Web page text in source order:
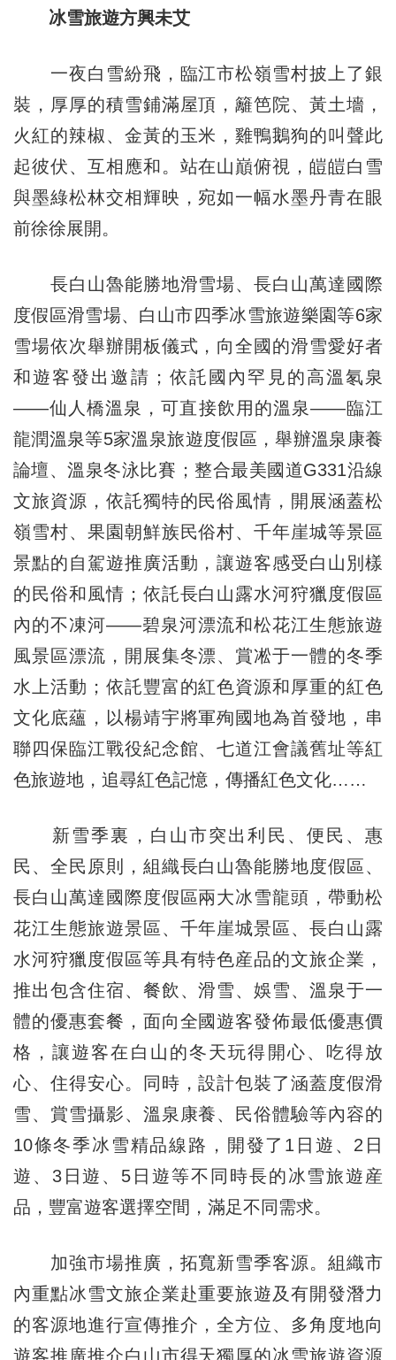
冰雪旅遊方興未艾
一夜白雪紛飛，臨江市松嶺雪村披上了銀
裝，厚厚的積雪鋪滿屋頂，籬笆院、黃土墻，
火紅的辣椒、金黃的玉米，雞鴨鵝狗的叫聲此
起彼伏、互相應和。站在山巔俯視，皚皚白雪
與墨綠松林交相輝映，宛如一幅水墨丹青在眼
前徐徐展開。
長白山魯能勝地滑雪場、長白山萬達國際
度假區滑雪場、白山市四季冰雪旅遊樂園等6家
雪場依次舉辦開板儀式，向全國的滑雪愛好者
和遊客發出邀請；依託國內罕見的高溫氡泉
——仙人橋溫泉，可直接飲用的溫泉——臨江
龍潤溫泉等5家溫泉旅遊度假區，舉辦溫泉康養
論壇、溫泉冬泳比賽；整合最美國道G331沿線
文旅資源，依託獨特的民俗風情，開展涵蓋松
嶺雪村、果園朝鮮族民俗村、千年崖城等景區
景點的自駕遊推廣活動，讓遊客感受白山別樣
的民俗和風情；依託長白山露水河狩獵度假區
內的不凍河——碧泉河漂流和松花江生態旅遊
風景區漂流，開展集冬漂、賞凇于一體的冬季
水上活動；依託豐富的紅色資源和厚重的紅色
文化底蘊，以楊靖宇將軍殉國地為首發地，串
聯四保臨江戰役紀念館、七道江會議舊址等紅
色旅遊地，追尋紅色記憶，傳播紅色文化……
新雪季裏，白山市突出利民、便民、惠
民、全民原則，組織長白山魯能勝地度假區、
長白山萬達國際度假區兩大冰雪龍頭，帶動松
花江生態旅遊景區、千年崖城景區、長白山露
水河狩獵度假區等具有特色産品的文旅企業，
推出包含住宿、餐飲、滑雪、娛雪、溫泉于一
體的優惠套餐，面向全國遊客發佈最低優惠價
格，讓遊客在白山的冬天玩得開心、吃得放
心、住得安心。同時，設計包裝了涵蓋度假滑
雪、賞雪攝影、溫泉康養、民俗體驗等內容的
10條冬季冰雪精品線路，開發了1日遊、2日
遊、3日遊、5日遊等不同時長的冰雪旅遊産
品，豐富遊客選擇空間，滿足不同需求。
加強市場推廣，拓寬新雪季客源。組織市
內重點冰雪文旅企業赴重要旅遊及有開發潛力
的客源地進行宣傳推介，全方位、多角度地向
遊客推廣推介白山市得天獨厚的冰雪旅遊資源